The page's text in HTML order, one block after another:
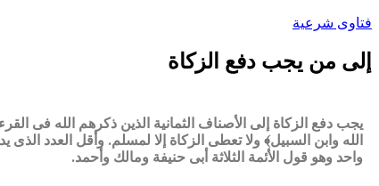
فتاوى شرعية
إلى من يجب دفع الزكاة
يجب دفع الزكاة إلى الأصناف الثمانية الذين ذكرهم الله فى
الله وابن السبيل﴾ ولا تعطى الزكاة إلا لمسلم. وأقل العدد
واحد وهو قول الأئمة الثلاثة أبى حنيفة ومالك وأحمد.